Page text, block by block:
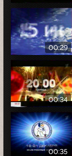
00:29
00:34
00:35